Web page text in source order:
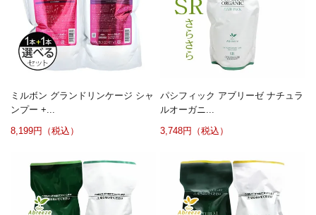
ミルボン グランドリンケージ シャ
ンプー +...
8,199円（税込）
パシフィック アブリーゼ ナチュラ
ルオーガニ...
3,748円（税込）